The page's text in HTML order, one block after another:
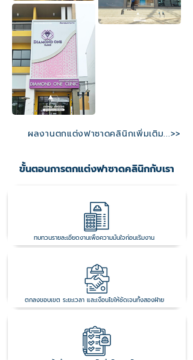
ผลงานตกแต่งฟาซาดคลินิกเพิ่มเติม...>>
ขั้นตอนการตกแต่งฟาซาดคลินิกกับเรา
ทบทวนรายละเอียดงานเพื่อความมั่นใจก่อนเริ่มงาน
ตกลงขอบเขต ระยะเวลา และเงื่อนไขให้ชัดเจนทั้งสองฝ่าย